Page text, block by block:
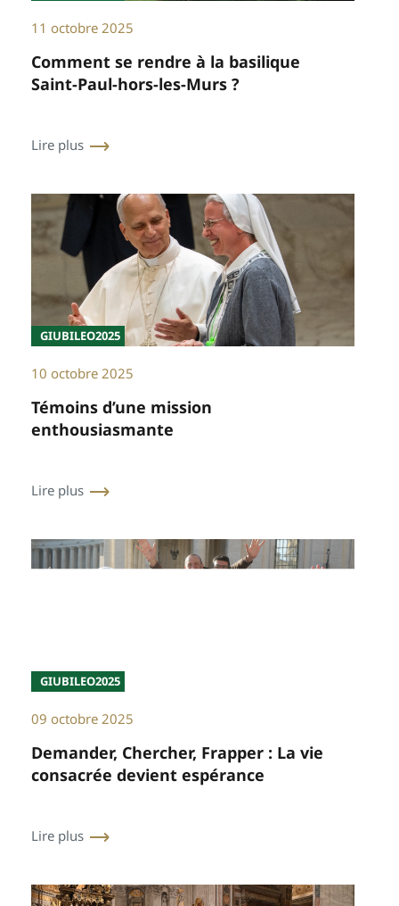
11 octobre 2025
Comment se rendre à la basilique
Saint-Paul-hors-les-Murs ?
Lire plus
GIUBILEO2025
10 octobre 2025
Témoins d’une mission
enthousiasmante
Lire plus
GIUBILEO2025
09 octobre 2025
Demander, Chercher, Frapper : La vie
consacrée devient espérance
Lire plus